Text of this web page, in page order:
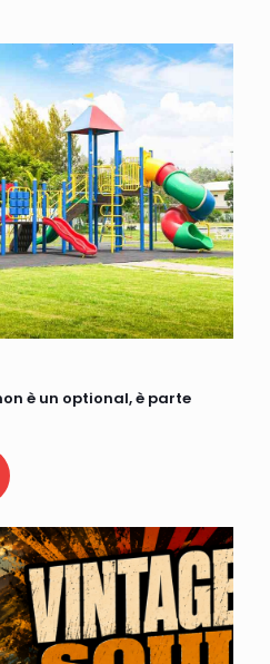
è un optional, è parte